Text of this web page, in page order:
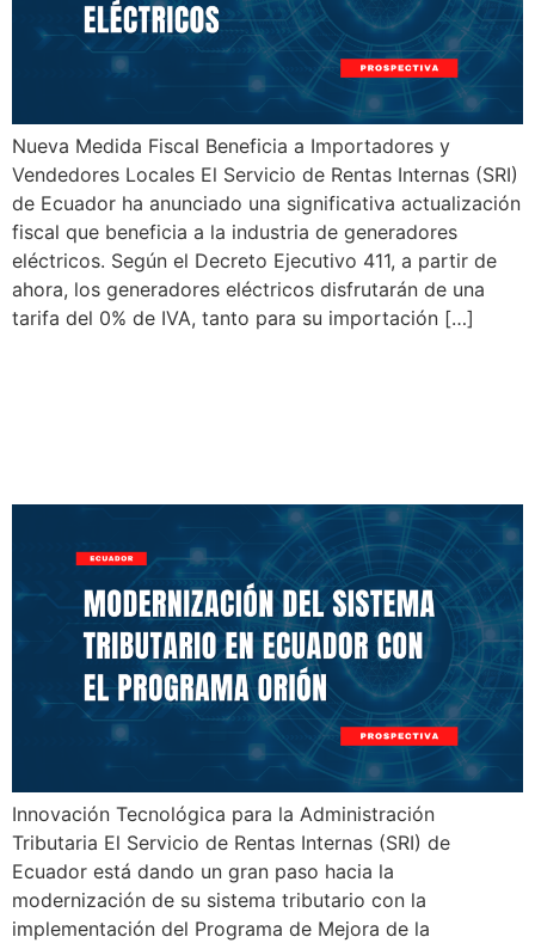
Nueva Medida Fiscal Beneficia a Importadores y
Vendedores Locales El Servicio de Rentas Internas (SRI)
de Ecuador ha anunciado una significativa actualización
fiscal que beneficia a la industria de generadores
eléctricos. Según el Decreto Ejecutivo 411, a partir de
ahora, los generadores eléctricos disfrutarán de una
tarifa del 0% de IVA, tanto para su importación […]
Innovación Tecnológica para la Administración
Tributaria El Servicio de Rentas Internas (SRI) de
Ecuador está dando un gran paso hacia la
modernización de su sistema tributario con la
implementación del Programa de Mejora de la